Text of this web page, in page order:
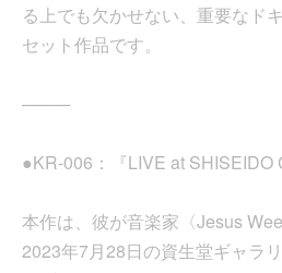
る上でも欠かせない、重要なド
セット作品です。
────
●KR-006：『LIVE at SHISEIDO
本作は、彼が音楽家〈Jesus
2023年7月28日の資生堂ギャラ